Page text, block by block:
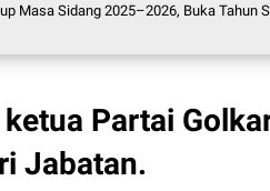
Sidang 2025–2026, Buka Tahun Sidang
Partai
Jabatan.